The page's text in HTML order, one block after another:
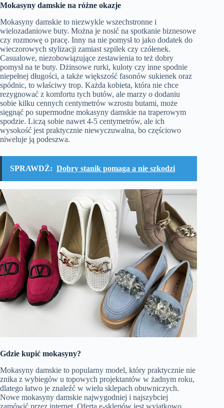
Mokasyny damskie na różne okazje
Mokasyny damskie to niezwykle wszechstronne i
wielozadaniowe buty. Można je nosić na spotkanie biznesowe
czy rozmowę o pracę. Inny na nie pomysł to jako dodatek do
wieczorowych stylizacji zamiast szpilek czy czółenek.
Casualowe, niezobowiązujące zestawienia to też dobry
pomysł na te buty. Dżinsowe rurki, kuloty czy inne spodnie
niepełnej długości, a także większość fasonów sukienek oraz
spódnic, to właściwy trop. Każda kobieta, która nie chce
rezygnować z komfortu tych butów, ale marzy o dodaniu
sobie kilku cennych centymetrów wzrostu butami, może
sięgnąć po supermodne mokasyny damskie na traperowym
spodzie. Liczą sobie nawet 4-5 centymetrów, ale ich
wysokość jest praktycznie niewyczuwalna, bo częściowo
niweluje ją podeszwa.
SPRAWDŹ: Dobry stanik pomaga a nie szkodzi
Gdzie kupić mokasyny?
Mokasyny damskie to popularny model, który praktycznie nie
znika z wybiegów u topowych projektantów w żadnym roku,
dlatego łatwo je znaleźć w wielu sklepach obuwniczych.
Nowe mokasyny damskie najwygodniej i najszybciej
zamówić przez internet. Oferta e-sklepów jest wyjątkowo